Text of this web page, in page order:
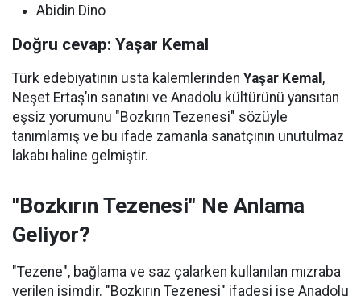
Abidin Dino
Doğru cevap: Yaşar Kemal
Türk edebiyatının usta kalemlerinden Yaşar Kemal ,
Neşet Ertaş’ın sanatını ve Anadolu kültürünü yansıtan
eşsiz yorumunu "Bozkırın Tezenesi" sözüyle
tanımlamış ve bu ifade zamanla sanatçının unutulmaz
lakabı haline gelmiştir.
"Bozkırın Tezenesi" Ne Anlama
Geliyor?
"Tezene", bağlama ve saz çalarken kullanılan mızraba
verilen isimdir. "Bozkırın Tezenesi" ifadesi ise Anadolu